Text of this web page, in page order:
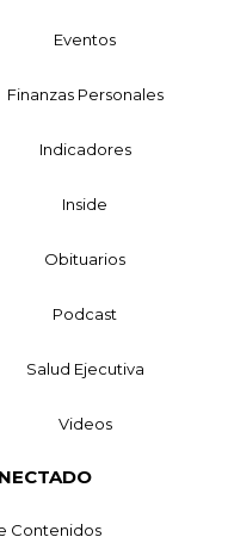
Eventos
Finanzas Personales
Indicadores
Inside
Obituarios
Podcast
Salud Ejecutiva
Videos
Contenidos